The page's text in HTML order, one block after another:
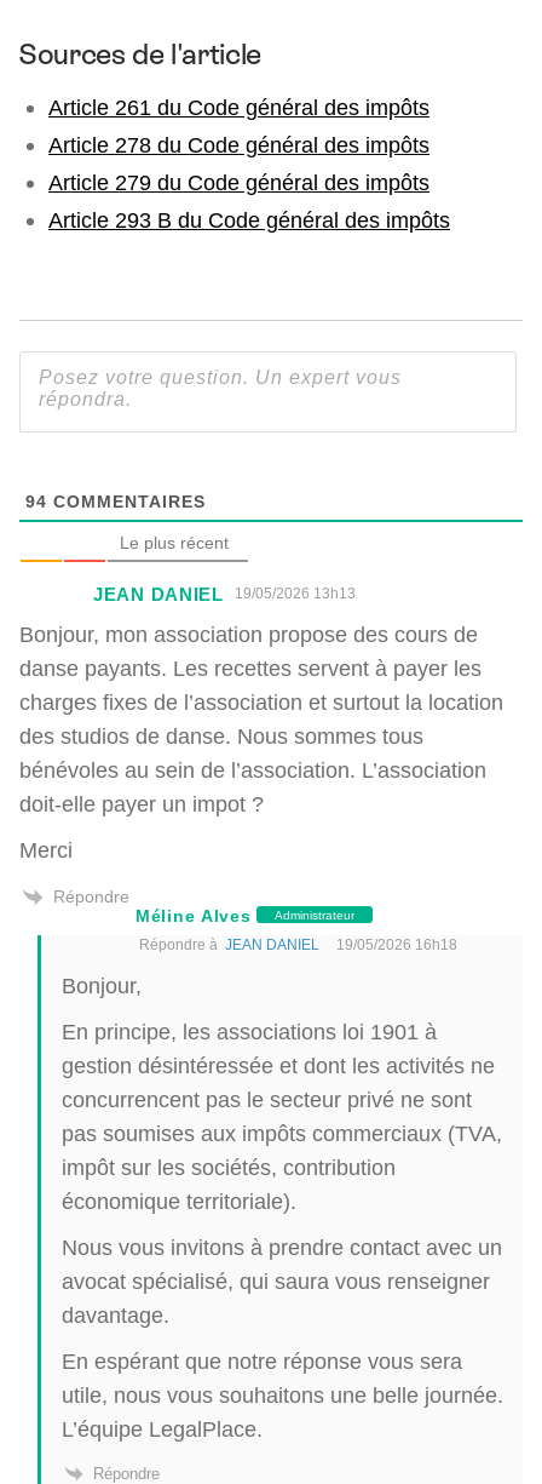
Sources de l'article
Article 261 du Code général des impôts
Article 278 du Code général des impôts
Article 279 du Code général des impôts
Article 293 B du Code général des impôts
94 COMMENTAIRES
Le plus récent
JEAN DANIEL 19/05/2026 13h13
Bonjour, mon association propose des cours de
danse payants. Les recettes servent à payer les
charges fixes de l’association et surtout la location
des studios de danse. Nous sommes tous
bénévoles au sein de l’association. L’association
doit-elle payer un impot ?
Merci
Répondre
Méline Alves
Administrateur
Répondre à JEAN DANIEL 19/05/2026 16h18
Bonjour,
En principe, les associations loi 1901 à
gestion désintéressée et dont les activités ne
concurrencent pas le secteur privé ne sont
pas soumises aux impôts commerciaux (TVA,
impôt sur les sociétés, contribution
économique territoriale).
Nous vous invitons à prendre contact avec un
avocat spécialisé, qui saura vous renseigner
davantage.
En espérant que notre réponse vous sera
utile, nous vous souhaitons une belle journée.
L’équipe LegalPlace.
Répondre